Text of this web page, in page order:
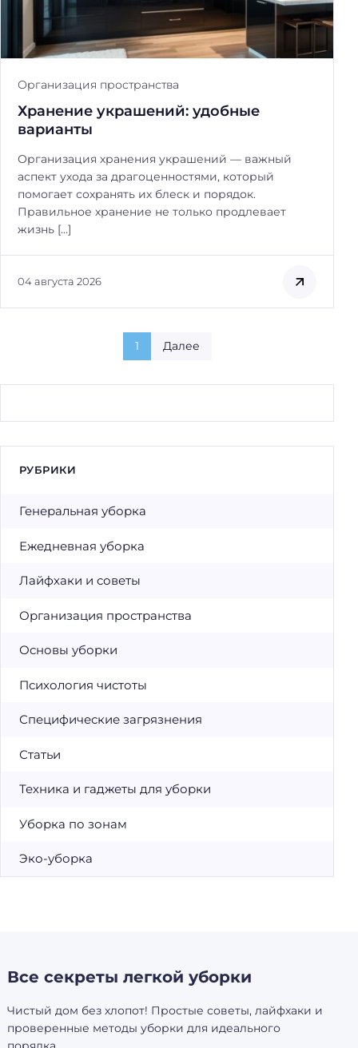
Организация пространства
Хранение украшений: удобные
варианты
Организация хранения украшений — важный
аспект ухода за драгоценностями, который
помогает сохранять их блеск и порядок.
Правильное хранение не только продлевает
жизнь […]
04 августа 2026
1 Далее
РУБРИКИ
Генеральная уборка
Ежедневная уборка
Лайфхаки и советы
Организация пространства
Основы уборки
Психология чистоты
Специфические загрязнения
Статьи
Техника и гаджеты для уборки
Уборка по зонам
Эко-уборка
Все секреты легкой уборки
Чистый дом без хлопот! Простые советы, лайфхаки и
проверенные методы уборки для идеального